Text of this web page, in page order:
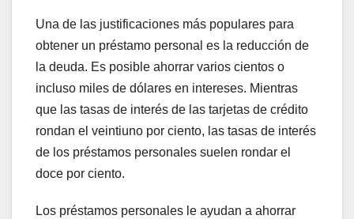
Una de las justificaciones más populares para
obtener un préstamo personal es la reducción de
la deuda. Es posible ahorrar varios cientos o
incluso miles de dólares en intereses. Mientras
que las tasas de interés de las tarjetas de crédito
rondan el veintiuno por ciento, las tasas de interés
de los préstamos personales suelen rondar el
doce por ciento.
Los préstamos personales le ayudan a ahorrar